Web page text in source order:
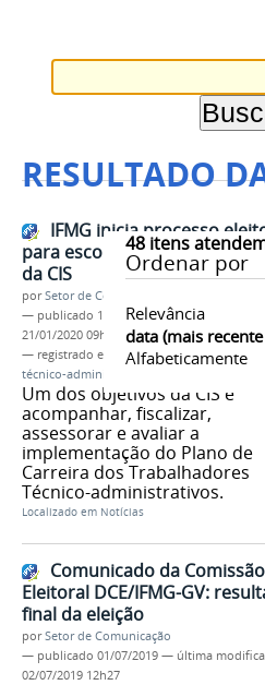
RESULTADO
48itens
Ordenar por
Relevância
data (mais
Alfabeticamente
IFMG inicia processo
para escolha de novos
da CIS
porSetor de Comunicação
— publicado 12/12/2019—última
21/01/2020 09h36
— registrado em:
CIS,edital,eleição,carreira
técnico-administrativo
Um dos objetivos da CIS é
acompanhar, fiscalizar,
assessorar e avaliar a
implementação do Plano de
Carreira dos Trabalhadores
Técnico-administrativos.
Localizado em Notícias
Comunicado da Comissão
Eleitoral DCE/IFMG-GV:
final da eleição
porSetor de Comunicação
— publicado 01/07/2019 — última
02/07/2019 12h27